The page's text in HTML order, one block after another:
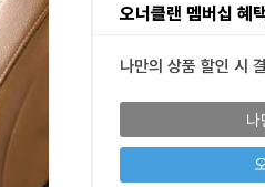
오너클랜 멤버십 혜
나만의 상품 할인 시